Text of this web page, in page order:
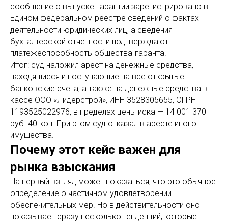
сообщение о выпуске гарантии зарегистрировано в
Едином федеральном реестре сведений о фактах
деятельности юридических лиц, а сведения
бухгалтерской отчетности подтверждают
платежеспособность общества-гаранта.
Итог: суд наложил арест на денежные средства,
находящиеся и поступающие на все открытые
банковские счета, а также на денежные средства в
кассе ООО «Лидерстрой», ИНН 3528305655, ОГРН
1193525022976, в пределах цены иска — 14 001 370
руб. 40 коп. При этом суд отказал в аресте иного
имущества.
Почему этот кейс важен для
рынка взыскания
На первый взгляд может показаться, что это обычное
определение о частичном удовлетворении
обеспечительных мер. Но в действительности оно
показывает сразу несколько тенденций, которые